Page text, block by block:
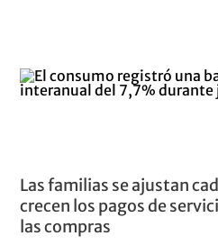
Las familias se ajustan
crecen los pagos de
las compras